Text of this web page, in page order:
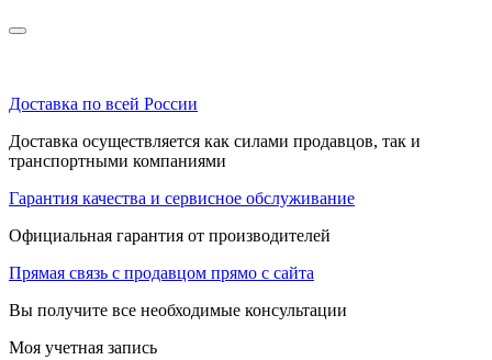
Доставка по всей России
Доставка осуществляется как силами продавцов, так и
транспортными компаниями
Гарантия качества и сервисное обслуживание
Официальная гарантия от производителей
Прямая связь с продавцом прямо с сайта
Вы получите все необходимые консультации
Моя учетная запись